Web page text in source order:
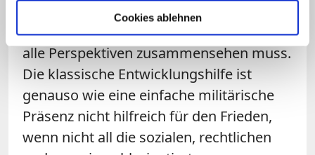
Cookies ablehnen
Kritiker genauso wahr wie die der
Unterstützer und weiß, dass man eben
alle Perspektiven zusammensehen muss.
Die klassische Entwicklungshilfe ist
genauso wie eine einfache militärische
Präsenz nicht hilfreich für den Frieden,
wenn nicht all die sozialen, rechtlichen